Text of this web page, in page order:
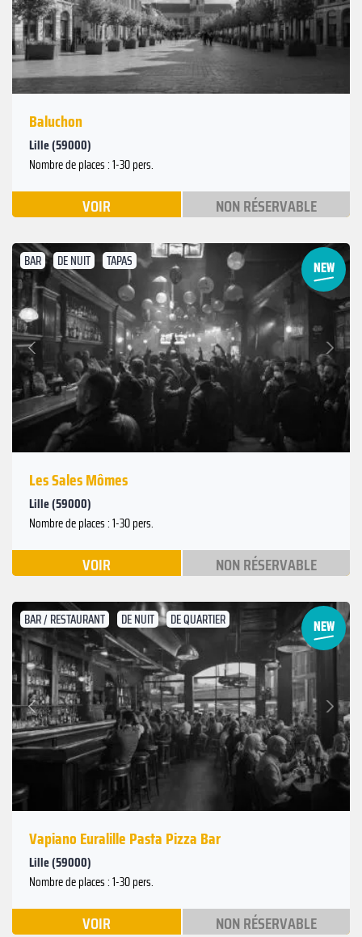
Baluchon
Lille (59000)
Nombre de places : 1-30 pers.
VOIR NON RÉSERVABLE
BAR DE NUIT TAPAS
Précédent
Suivant
Les Sales Mômes
Lille (59000)
Nombre de places : 1-30 pers.
VOIR NON RÉSERVABLE
BAR / RESTAURANT DE NUIT DE QUARTIER
Précédent
Suivant
Vapiano Euralille Pasta Pizza Bar
Lille (59000)
Nombre de places : 1-30 pers.
VOIR NON RÉSERVABLE